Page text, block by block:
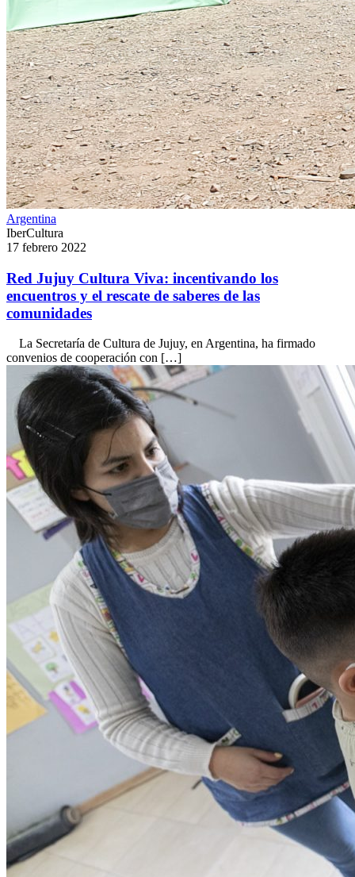
Argentina
IberCultura
17 febrero 2022
Red Jujuy Cultura Viva: incentivando los
encuentros y el rescate de saberes de las
comunidades
La Secretaría de Cultura de Jujuy, en Argentina, ha firmado
convenios de cooperación con […]